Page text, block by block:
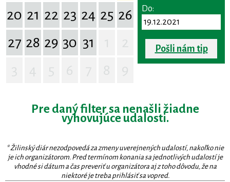
20 21 22 23 24 25 26
27 28 29 30 31
Do:
Pošli nám tip
Pre daný filter sa nenašli žiadne
vyhovujúce udalosti.
* Žilinský diár nezodpovedá za zmeny uverejnených udalostí, nakoľko nie
je ich organizátorom. Pred termínom konania sa jednotlivých udalostí je
vhodné si dátum a čas preveriť u organizátora aj z toho dôvodu, že na
niektoré je treba prihlásiť sa vopred.